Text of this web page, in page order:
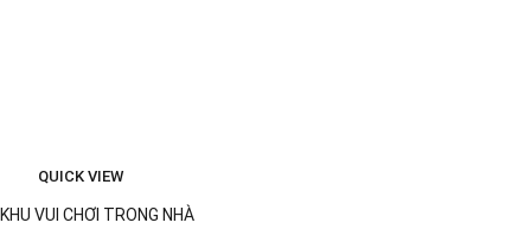
QUICK VIEW
KHU VUI CHƠI TRONG NHÀ